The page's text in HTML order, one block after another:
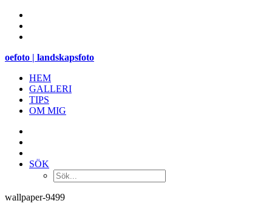
oefoto | landskapsfoto
HEM
GALLERI
TIPS
OM MIG
SÖK
wallpaper-9499